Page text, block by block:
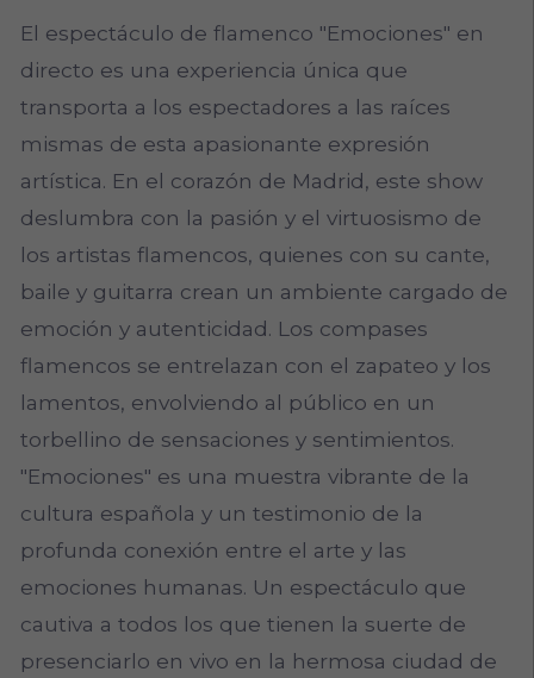
El espectáculo de flamenco "Emociones" en
directo es una experiencia única que
transporta a los espectadores a las raíces
mismas de esta apasionante expresión
artística. En el corazón de Madrid, este show
deslumbra con la pasión y el virtuosismo de
los artistas flamencos, quienes con su cante,
baile y guitarra crean un ambiente cargado de
emoción y autenticidad. Los compases
flamencos se entrelazan con el zapateo y los
lamentos, envolviendo al público en un
torbellino de sensaciones y sentimientos.
"Emociones" es una muestra vibrante de la
cultura española y un testimonio de la
profunda conexión entre el arte y las
emociones humanas. Un espectáculo que
cautiva a todos los que tienen la suerte de
presenciarlo en vivo en la hermosa ciudad de